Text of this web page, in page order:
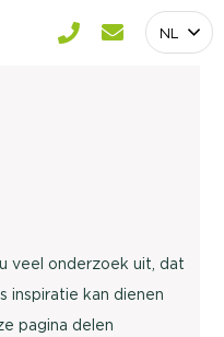
NL
veel onderzoek uit, dat
inspiratie kan dienen
pagina delen